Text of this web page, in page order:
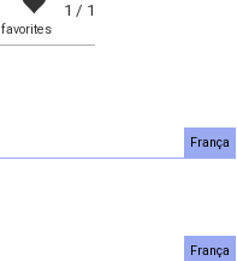
1 / 1
favorites
França
França